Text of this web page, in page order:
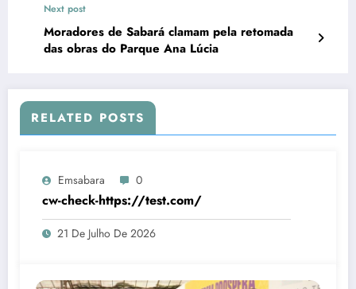
Next post
Moradores de Sabará clamam pela retomada
das obras do Parque Ana Lúcia
RELATED POSTS
Emsabara 0
cw-check-https://test.com/
21 De Julho De 2026